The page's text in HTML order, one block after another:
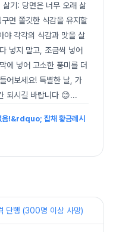
기: 당면은 너무 오래 삶
면 쫄깃한 식감을 유지할
야 각각의 식감과 맛을 살
넣지 말고, 조금씩 넣어
에 넣어 고소한 풍미를 더
어보세요! 특별한 날, 가
되시길 바랍니다 😊...
!&rdquo; 잡채 황금레시
단행 (300명 이상 사망)